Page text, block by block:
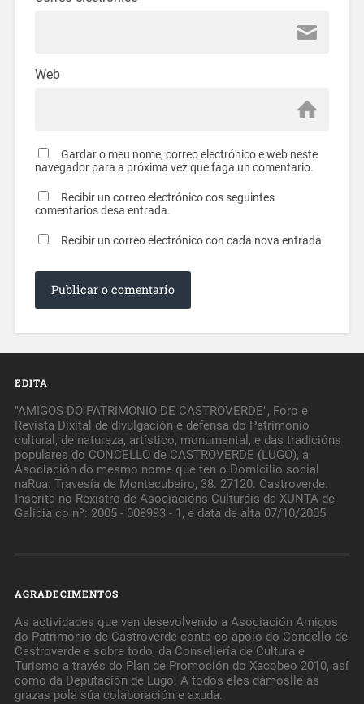
Web
Gardar o meu nome, correo electrónico e web neste
navegador para a próxima vez que faga un comentario.
Recibir un correo electrónico cos seguintes
comentarios desa entrada.
Recibir un correo electrónico con cada nova entrada.
EDITA
"AMIGOS DO PATRIMONIO DE CASTROVERDE", Foro e
Revista Dixital de divulgación e defensa do Patrimonio
cultural, de natureza, artístico, monumental, e das tradicións
populares do CONCELLO de CASTROVERDE (LUGO), a
Asociación do mesmo nome que ten o Domicilio social
naRua: Travesía de Montecubeiro, 38. 27120. Castroverde.
Inscrita no Rexistro de Asociacións Culturáis da XUNTA de
Galicia co nº: 2005 - 008993 - 1, e data de alta 07/10/2005
AGRADECIMENTOS
As actividades que ven desevolvendo a Asociación Amigos
do Patrimonio de Castroverde conta co apoio do Concello de
Castroverde e sobre todo, da Consellería de Cultura e
Turismo a través do Plan de Promoción do Xacobeo 2010, así
como da Deputación de Lugo. A todos eles dámoslle as
grazas pola súa colaboración e axuda.